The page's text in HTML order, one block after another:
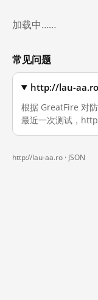
加载中……
常见问题
http://lau-aa.ro
根据 GreatFire 对
最近一次测试，
http://lau-aa.ro · JSON